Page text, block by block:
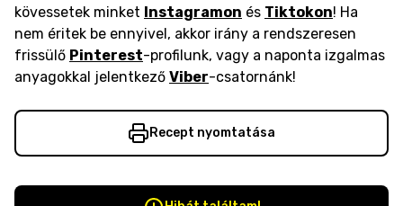
kövessetek minket Instagramon és Tiktokon! Ha
nem éritek be ennyivel, akkor irány a rendszeresen
frissülő Pinterest-profilunk, vagy a naponta izgalmas
anyagokkal jelentkező Viber-csatornánk!
Recept nyomtatása